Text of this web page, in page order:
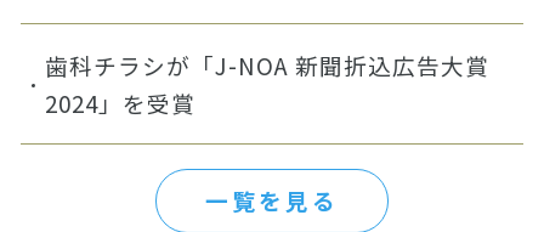
歯科チラシが「J-NOA 新聞折込広告大賞
2024」を受賞
一覧を見る